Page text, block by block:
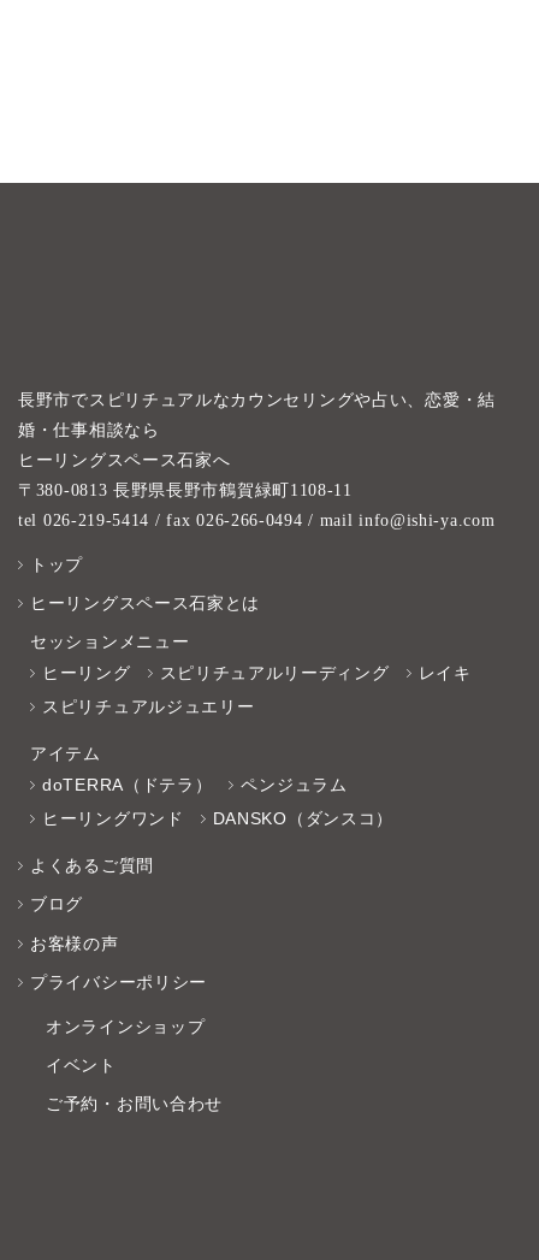
長野市でスピリチュアルなカウンセリングや占い、恋愛・結
婚・仕事相談なら
ヒーリングスペース石家へ
〒380-0813 長野県長野市鶴賀緑町1108-11
tel 026-219-5414 / fax 026-266-0494 / mail info@ishi-ya.com
トップ
ヒーリングスペース石家とは
セッションメニュー
ヒーリング
スピリチュアルリーディング
レイキ
スピリチュアルジュエリー
アイテム
doTERRA（ドテラ）
ペンジュラム
ヒーリングワンド
DANSKO（ダンスコ）
よくあるご質問
ブログ
お客様の声
プライバシーポリシー
オンラインショップ
イベント
ご予約・お問い合わせ